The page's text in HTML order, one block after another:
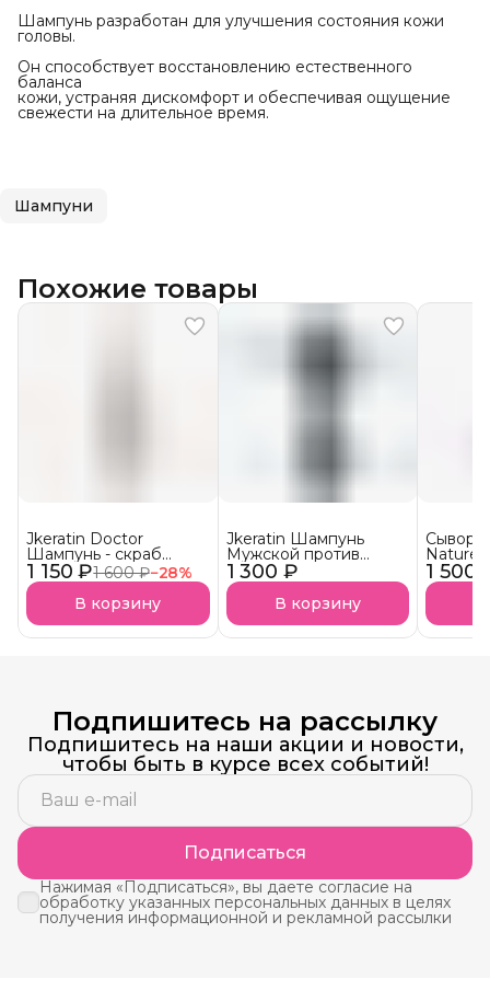
Шампунь разработан для улучшения состояния кожи
головы.
Он способствует восстановлению естественного
баланса
кожи, устраняя дискомфорт и обеспечивая ощущение
свежести на длительное время.
Шампуни
Похожие товары
1 150 ₽1 600 ₽−28%
Jkeratin Doctor
Шампунь - скраб
Doctor СКОРО В
НАЛИЧИИ!
В корзину
1 300 ₽
Jkeratin Шампунь
Мужской против
выпадения волос
JMan СКОРО В
НАЛИЧИИ!В корзину
1 500
Nature
волос
Подпишитесь на рассылку
Подпишитесь на наши акции и новости,
чтобы быть в курсе всех событий!
Подписаться
Нажимая «Подписаться», вы даете согласие на
обработку указанных персональных данных в целях
получения информационной и рекламной рассылки